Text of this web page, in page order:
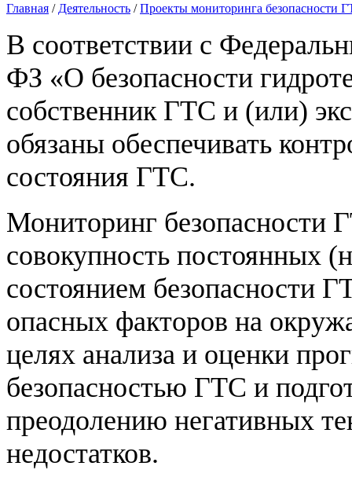
Главная / Деятельность / Проекты мониторинга безопасности
В соответствии с
ФЗ «О безопасности
собственник ГТС и (или)
обязаны обеспечивать
состояния ГТС.
Мониторинг безопасности
совокупность постоянных
состоянием безопасности
опасных факторов на
целях анализа и оценки
безопасностью ГТС и
преодолению негативных
недостатков.